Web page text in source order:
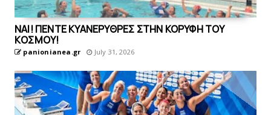
ΝΑΙ! ΠΕΝΤΕ ΚΥΑΝΕΡΥΘΡΕΣ ΣΤΗΝ ΚΟΡΥΦΗ ΤΟΥ
ΚOΣΜΟΥ!
panionianea.gr July 31, 2026